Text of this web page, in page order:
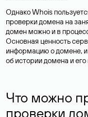
Однако Whois
проверки домена на
домен можно и в
Основная ценность
информацию о домене, и
об истории домена и
Что можно
проверки